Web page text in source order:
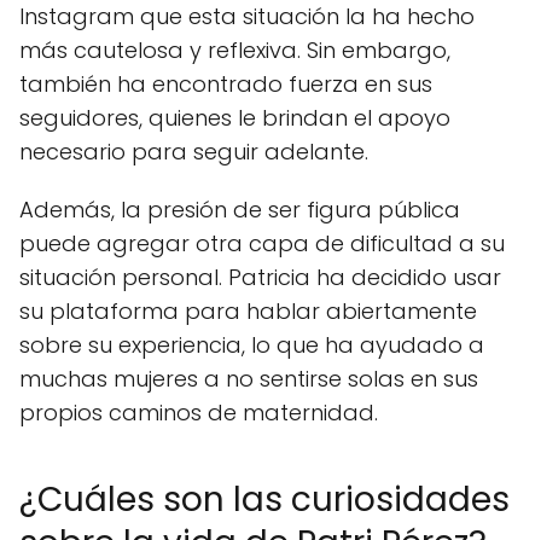
Instagram que esta situación la ha hecho
más cautelosa y reflexiva. Sin embargo,
también ha encontrado fuerza en sus
seguidores, quienes le brindan el apoyo
necesario para seguir adelante.
Además, la presión de ser figura pública
puede agregar otra capa de dificultad a su
situación personal. Patricia ha decidido usar
su plataforma para hablar abiertamente
sobre su experiencia, lo que ha ayudado a
muchas mujeres a no sentirse solas en sus
propios caminos de maternidad.
¿Cuáles son las curiosidades